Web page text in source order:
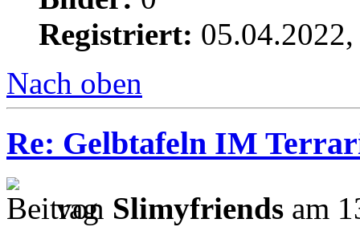
Registriert:
Nach oben
Re: Gelbtafeln IM
von Slimyfriends am